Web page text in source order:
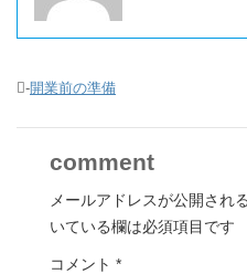
-開業前の準備
comment
メールアドレスが公開され
いている欄は必須項目です
コメント *